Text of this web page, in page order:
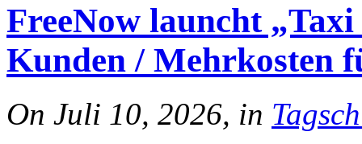
FreeNow launcht
Kunden / Mehrkosten
On Juli 10, 2026, in